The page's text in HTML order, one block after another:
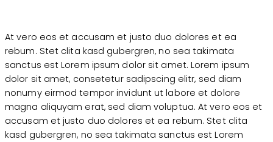
At vero eos et accusam et justo duo dolores et ea
rebum. Stet clita kasd gubergren, no sea takimata
sanctus est Lorem ipsum dolor sit amet. Lorem ipsum
dolor sit amet, consetetur sadipscing elitr, sed diam
nonumy eirmod tempor invidunt ut labore et dolore
magna aliquyam erat, sed diam voluptua. At vero eos et
accusam et justo duo dolores et ea rebum. Stet clita
kasd gubergren, no sea takimata sanctus est Lorem